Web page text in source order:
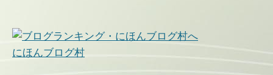
にほんブログ村